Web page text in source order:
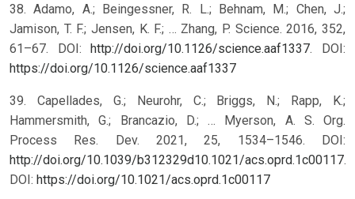
38. Adamo, A.; Beingessner, R. L.; Behnam, M.; Chen, J.;
Jamison, T. F.; Jensen, K. F.; … Zhang, P. Science. 2016, 352,
61–67. DOI:http://doi.org/10.1126/science.aaf1337. DOI:
https://doi.org/10.1126/science.aaf1337
39. Capellades, G.; Neurohr, C.; Briggs, N.; Rapp, K.;
Hammersmith, G.; Brancazio, D.; … Myerson, A. S. Org.
Process Res. Dev. 2021, 25, 1534–1546. DOI:
http://doi.org/10.1039/b312329d10.1021/acs.oprd.1c00117.
DOI: https://doi.org/10.1021/acs.oprd.1c00117